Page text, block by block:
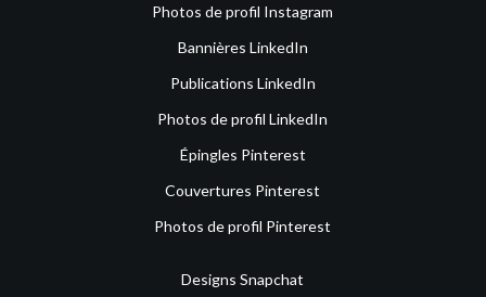
Photos de profil Instagram
Bannières LinkedIn
Publications LinkedIn
Photos de profil LinkedIn
Épingles Pinterest
Couvertures Pinterest
Photos de profil Pinterest
Designs Snapchat